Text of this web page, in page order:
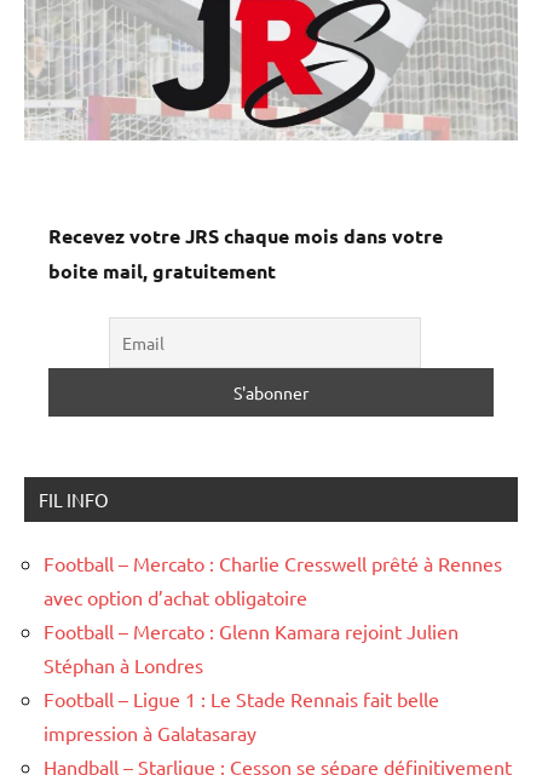
Recevez votre JRS chaque mois dans votre
boite mail, gratuitement
FIL INFO
Football – Mercato : Charlie Cresswell prêté à Rennes
avec option d’achat obligatoire
Football – Mercato : Glenn Kamara rejoint Julien
Stéphan à Londres
Football – Ligue 1 : Le Stade Rennais fait belle
impression à Galatasaray
Handball – Starligue : Cesson se sépare définitivement